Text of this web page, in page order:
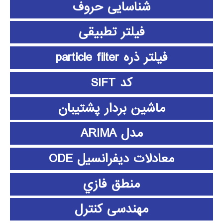
شناسایی حروف
فیلتر تطبیقی
فیلتر ذره particle filter
کد SIFT
ماشین بردار پشتیبان
مدل ARIMA
معادلات دیفرانسیل ODE
منطق فازي
مهندسی کنترل